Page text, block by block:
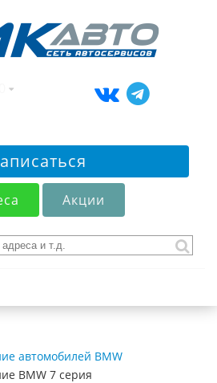
Акции
автомобилей BMW
BMW 7 серия